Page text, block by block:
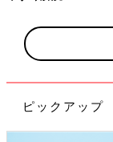
ピックアップ